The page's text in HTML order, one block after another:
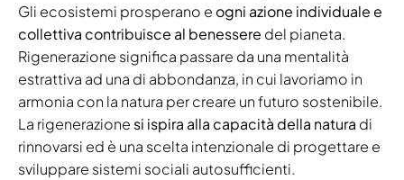
Gli ecosistemi prosperano e ogni azione individuale e
collettiva contribuisce al benessere del pianeta.
Rigenerazione significa passare da una mentalità
estrattiva ad una di abbondanza, in cui lavoriamo in
armonia con la natura per creare un futuro sostenibile.
La rigenerazione si ispira alla capacità della natura di
rinnovarsi ed è una scelta intenzionale di progettare e
sviluppare sistemi sociali autosufficienti.